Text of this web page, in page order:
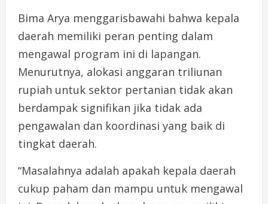
Bima Arya menggarisbawahi bahwa kepala
daerah memiliki peran penting dalam
mengawal program ini di lapangan.
Menurutnya, alokasi anggaran triliunan
rupiah untuk sektor pertanian tidak akan
berdampak signifikan jika tidak ada
pengawalan dan koordinasi yang baik di
tingkat daerah.
“Masalahnya adalah apakah kepala daerah
cukup paham dan mampu untuk mengawal